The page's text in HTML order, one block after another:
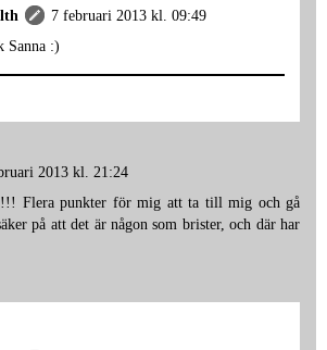
7 februari 2013 kl. 09:49
Sanna :)
2013 kl. 21:24
Flera punkter för mig att ta till mig och gå
på att det är någon som brister, och där har